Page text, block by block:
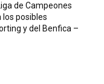
de Campeones
los posibles
y del Benfica –